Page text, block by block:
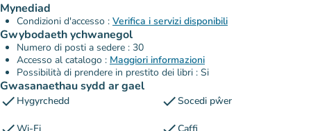
Mynediad
Condizioni d'accesso : Verifica i servizi disponibili
Gwybodaeth ychwanegol
Numero di posti a sedere : 30
Accesso al catalogo : Maggiori informazioni
Possibilità di prendere in prestito dei libri : Si
Gwasanaethau sydd ar gael
check Hygyrchedd checkSocedi pŵer